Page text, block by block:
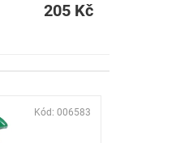
205 Kč
Kód: 006583